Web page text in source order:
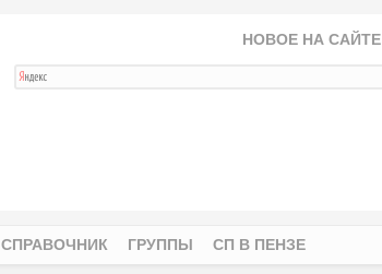
НОВОЕ НА САЙТЕ
СПРАВОЧНИК ГРУППЫ СП В ПЕНЗЕ